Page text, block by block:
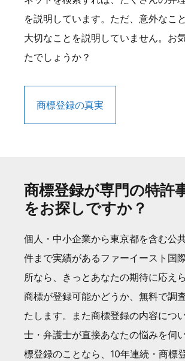
を説明しています。ただ、意外なこ
大切なことを説明していません。お
たでしょうか？
商標登録の真実
商標登録が専門の特許
をお探しですか？
個人・中小企業から東京都を含む公
件まで実績があるファーイースト国
所なら、きっとあなたの期待に応えら
商標が登録可能かどうか、無料で調
たします。また商標登録の内容につ
士・弁護士が直接あなたの悩みを伺
標登録のことなら、10年連続・商標